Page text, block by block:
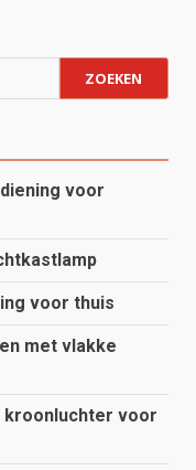
voor
voor thuis
met vlakke
kroonluchter voor